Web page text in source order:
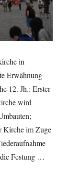
in
Erwähnung
12. Jh.: Erster
wird
Kirche im Zuge
Festung …